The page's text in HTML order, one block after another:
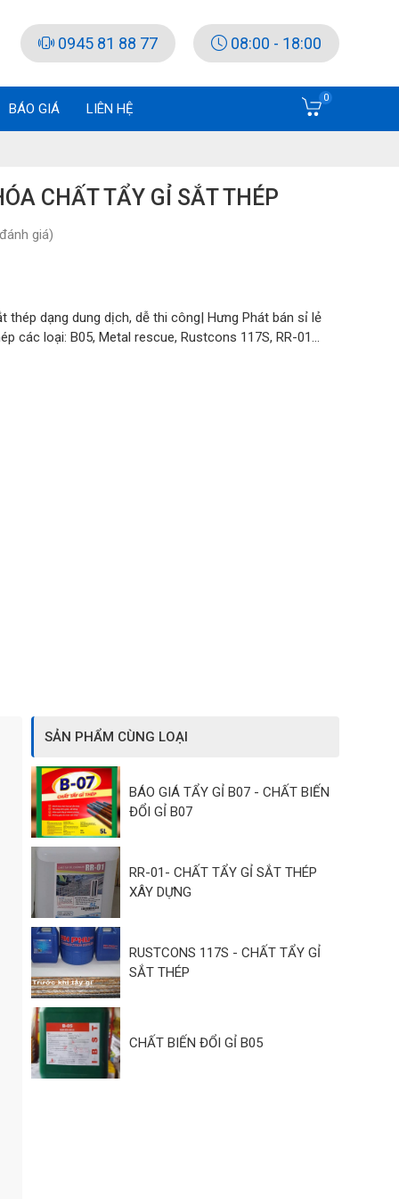
0945 81 88 77 08:00 - 18:00
BÁO GIÁ LIÊN HỆ
0
CHẤT TẨY GỈ SẮT THÉP
giá)
thép dạng dung dịch, dễ thi công| Hưng Phát bán sỉ lẻ
các loại: B05, Metal rescue, Rustcons 117S, RR-01...
SẢN PHẨM CÙNG LOẠI
BÁO GIÁ TẨY GỈ B07 - CHẤT BIẾN
ĐỔI GỈ B07
RR-01- CHẤT TẨY GỈ SẮT THÉP
XÂY DỰNG
RUSTCONS 117S - CHẤT TẨY GỈ
SẮT THÉP
CHẤT BIẾN ĐỔI GỈ B05